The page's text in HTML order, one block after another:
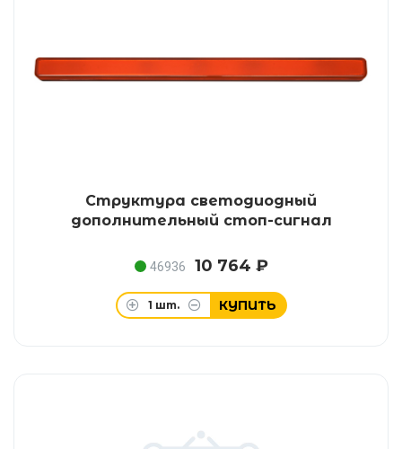
Структура светодиодный
дополнительный стоп-сигнал
46936 10 764 ₽
1 шт. КУПИТЬ